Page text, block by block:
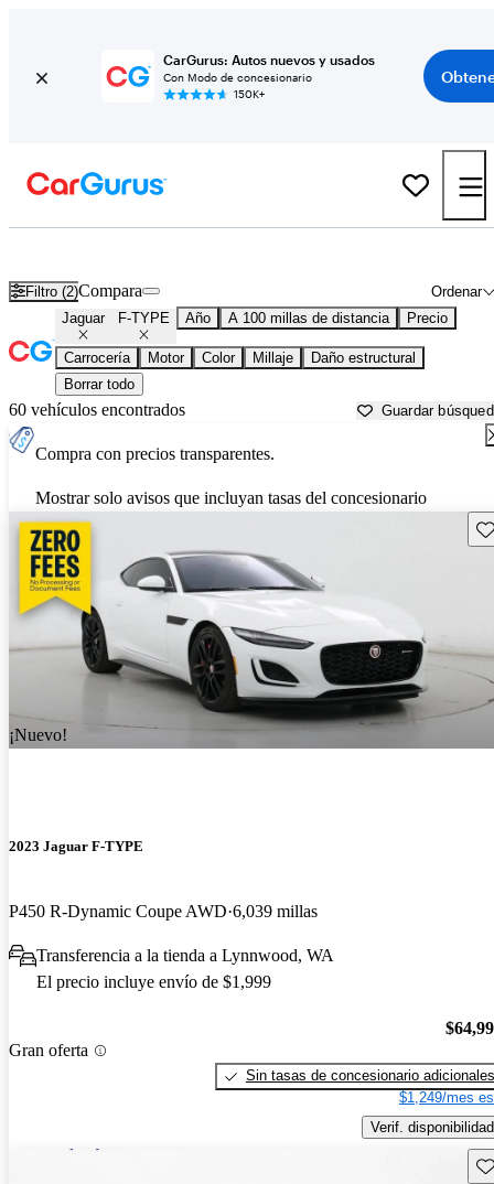
CarGurus: Autos nuevos y usados
Con Modo de concesionario
150K+
Filtro (2) Ordenar
Compara
Jaguar F-TYPE Año A 100 millas de distancia Precio
Carrocería Motor Color Millaje
Daño estructural
Borrar todo
60 vehículos encontrados Guardar
Compra con precios transparentes.
Mostrar solo avisos que incluyan tasas del concesionario
¡Nuevo!
2023 Jaguar F-TYPE
P450 R-Dynamic Coupe AWD 6,039 millas
Transferencia a la tienda a Lynnwood, WA
El precio incluye envío de $1,999
Gran oferta
Sin tasas de concesionario adicionales
$1,249/mes
Verif. disponibilidad